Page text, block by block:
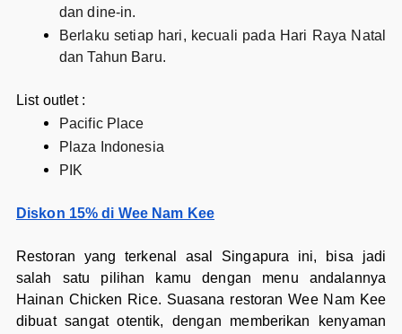
dan dine-in.
Berlaku setiap hari, kecuali pada Hari Raya Natal
dan Tahun Baru.
List outlet :
Pacific Place
Plaza Indonesia
PIK
Diskon 15% di Wee Nam Kee
Restoran yang terkenal asal Singapura ini, bisa jadi
salah satu pilihan kamu dengan menu andalannya
Hainan Chicken Rice. Suasana restoran Wee Nam Kee
dibuat sangat otentik, dengan memberikan kenyaman